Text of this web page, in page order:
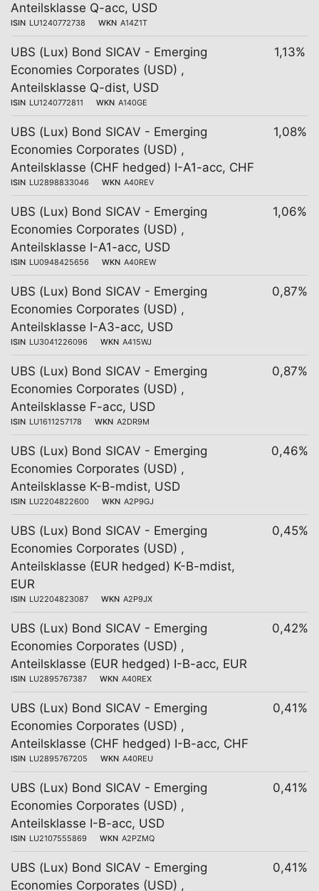
Anteilsklasse Q-acc, USD
ISIN LU1240772738 WKN A14Z1T
UBS (Lux) Bond SICAV - Emerging
Economies Corporates (USD) ,
Anteilsklasse Q-dist, USD
ISIN LU1240772811 WKN A140GE
1,13%
UBS (Lux) Bond SICAV - Emerging
Economies Corporates (USD) ,
Anteilsklasse (CHF hedged) I-A1-acc, CHF
ISIN LU2898833046 WKN A40REV
1,08%
UBS (Lux) Bond SICAV - Emerging
Economies Corporates (USD) ,
Anteilsklasse I-A1-acc, USD
ISIN LU0948425656 WKN A40REW
1,06%
UBS (Lux) Bond SICAV - Emerging
Economies Corporates (USD) ,
Anteilsklasse I-A3-acc, USD
ISIN LU3041226096 WKN A415WJ
0,87%
UBS (Lux) Bond SICAV - Emerging
Economies Corporates (USD) ,
Anteilsklasse F-acc, USD
ISIN LU1611257178 WKN A2DR9M
0,87%
UBS (Lux) Bond SICAV - Emerging
Economies Corporates (USD) ,
Anteilsklasse K-B-mdist, USD
ISIN LU2204822600 WKN A2P9GJ
0,46%
UBS (Lux) Bond SICAV - Emerging
Economies Corporates (USD) ,
Anteilsklasse (EUR hedged) K-B-mdist,
EUR
ISIN LU2204823087 WKN A2P9JX
0,45%
UBS (Lux) Bond SICAV - Emerging
Economies Corporates (USD) ,
Anteilsklasse (EUR hedged) I-B-acc, EUR
ISIN LU2895767387 WKN A40REX
0,42%
UBS (Lux) Bond SICAV - Emerging
Economies Corporates (USD) ,
Anteilsklasse (CHF hedged) I-B-acc, CHF
ISIN LU2895767205 WKN A40REU
0,41%
UBS (Lux) Bond SICAV - Emerging
Economies Corporates (USD) ,
Anteilsklasse I-B-acc, USD
ISIN LU2107555869 WKN A2PZMQ
0,41%
UBS (Lux) Bond SICAV - Emerging
Economies Corporates (USD) ,
0,41%